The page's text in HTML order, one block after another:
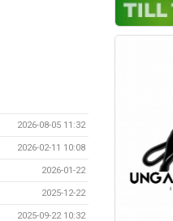
2026-08-05 11:32
2026-02-11 10:08
2026-01-22
2025-12-22
2025-09-22 10:32